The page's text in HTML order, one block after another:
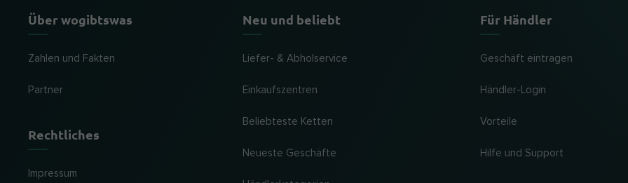
Über wogibtswas
Zahlen und Fakten
Partner
Rechtliches
Impressum
Neu und beliebt
Liefer- & Abholservice
Einkaufszentren
Beliebteste Ketten
Neueste Geschäfte
Für Händler
Geschäft eintragen
Händler-Login
Vorteile
Hilfe und Support